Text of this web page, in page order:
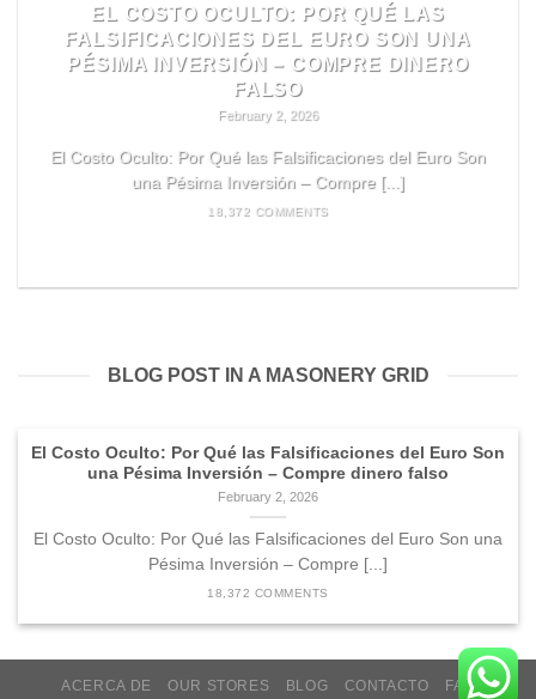
EL COSTO OCULTO: POR QUÉ LAS
FALSIFICACIONES DEL EURO SON UNA
PÉSIMA INVERSIÓN – COMPRE DINERO
FALSO
February 2, 2026
El Costo Oculto: Por Qué las Falsificaciones del Euro Son
una Pésima Inversión – Compre [...]
18,372 COMMENTS
BLOG POST IN A MASONERY GRID
El Costo Oculto: Por Qué las Falsificaciones del Euro Son
una Pésima Inversión – Compre dinero falso
February 2, 2026
El Costo Oculto: Por Qué las Falsificaciones del Euro Son una
Pésima Inversión – Compre [...]
18,372 COMMENTS
ACERCA DE OUR STORES BLOG CONTACTO FAQ